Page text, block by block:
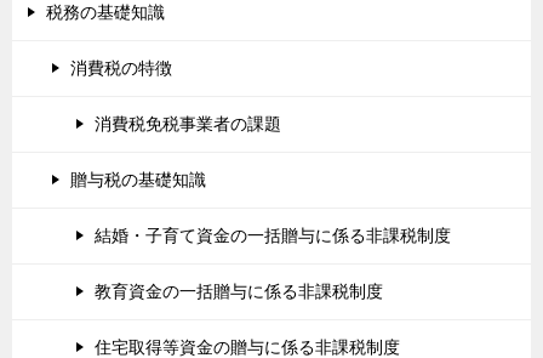
税務の基礎知識
消費税の特徴
消費税免税事業者の課題
贈与税の基礎知識
結婚・子育て資金の一括贈与に係る非課税制度
教育資金の一括贈与に係る非課税制度
住宅取得等資金の贈与に係る非課税制度